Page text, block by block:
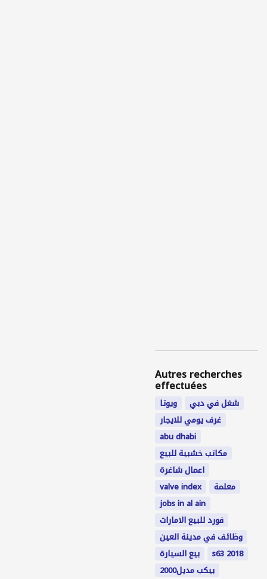
Autres recherches
effectuées
ويوتا
شغل في دبي
غرف يومي للايجار
abu dhabi
مكاتب خشبية للبيع
اعمال شاغرة
valve index
معلمة
jobs in al ain
فورد للبيع الامارات
وظائف في مدينة العين
بيع السيارة
s63 2018
بيكب مديل2000